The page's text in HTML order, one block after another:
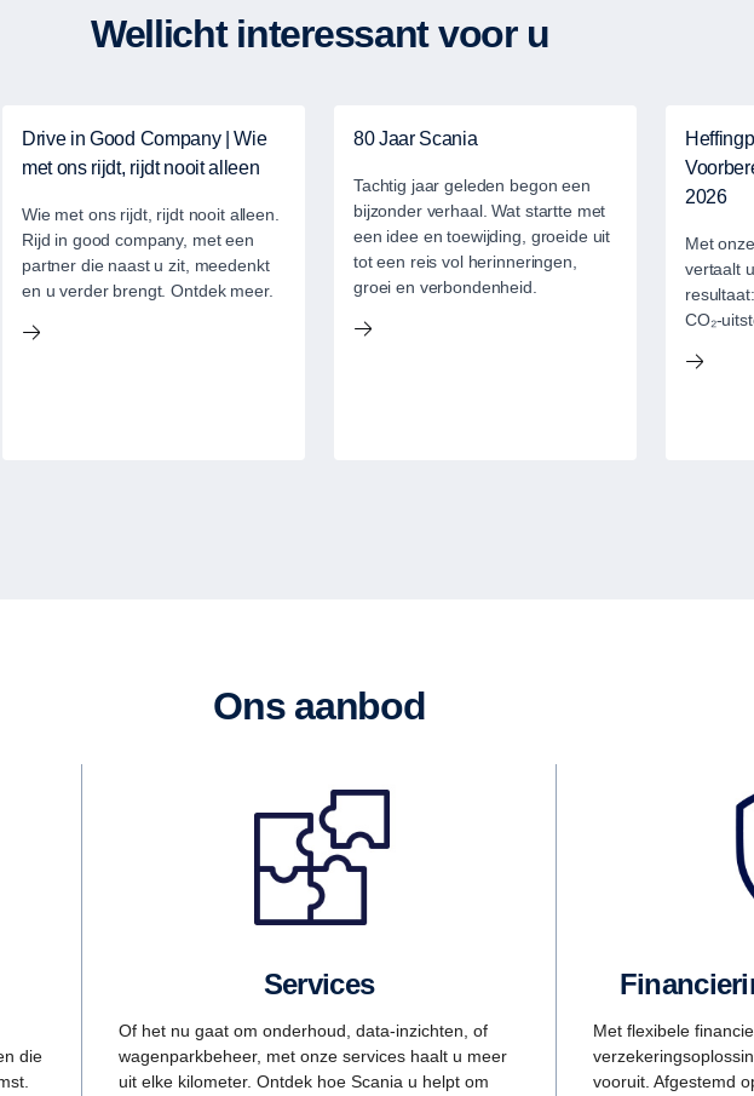
Wellicht interessant voor u
Drive in Good Company | Wie
met ons rijdt, rijdt nooit alleen
Wie met ons rijdt, rijdt nooit alleen.
Rijd in good company, met een
partner die naast u zit, meedenkt
en u verder brengt. Ontdek meer.
80 Jaar Scania
Tachtig jaar geleden begon een
bijzonder verhaal. Wat startte met
een idee en toewijding, groeide uit
tot een reis vol herinneringen,
groei en verbondenheid.
2026
Met
vertaalt
CO₂-
Ons aanbod
die
Services
Of het nu gaat om onderhoud, data-inzichten, of
wagenparkbeheer, met onze services haalt u meer
uit elke kilometer. Ontdek hoe Scania u helpt om
Met flexibele
vooruit. Afgestemd